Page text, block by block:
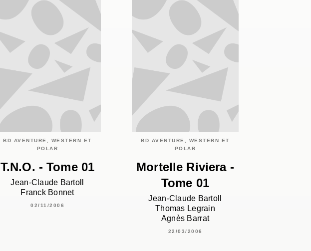
BD AVENTURE, WESTERN ET
POLAR
T.N.O. - Tome 01
Jean-Claude Bartoll
Franck Bonnet
02/11/2006
BD AVENTURE, WESTERN ET
POLAR
Mortelle Riviera -
Tome 01
Jean-Claude Bartoll
Thomas Legrain
Agnès Barrat
22/03/2006